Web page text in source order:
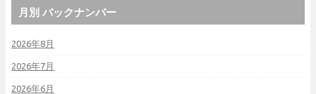
月別 バックナンバー
2026年8月
2026年7月
2026年6月